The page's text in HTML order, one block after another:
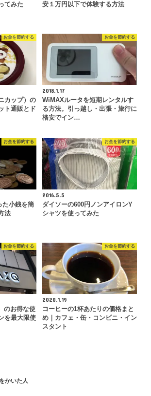
てみた
安１万円以下で体験する方法
お金を節約する
カップ）の
ト通販とド
お金を節約する
2018.1.17
WiMAXルータを短期レンタルす
る方法。引っ越し・出張・旅行に
格安でイン…
お金を節約する
た小銭を簡
法
お金を節約する
2016.5.5
ダイソーの600円ノンアイロンY
シャツを使ってみた
お金を節約する
のお得な使
を最大限使
お金を節約する
2020.1.19
コーヒーの1杯あたりの価格まと
め｜カフェ・缶・コンビニ・イン
スタント
かいた人